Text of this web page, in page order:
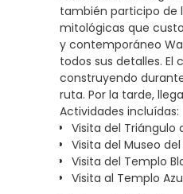
también participo de
mitológicas que
y contemporáneo
todos sus detalles. El
construyendo
ruta. Por la tarde,
Actividades incluídas:
Visita del Triángulo
Visita del Museo
Visita del Templo
Visita al Templo